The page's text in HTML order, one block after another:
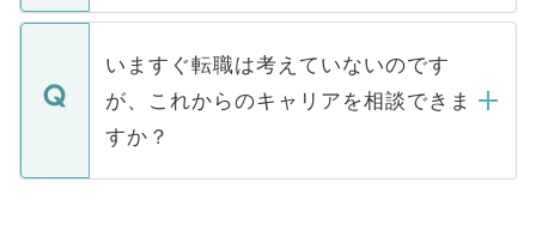
関を公にしてしまうと、応募が殺到する場
に、医療機関が求める条件に合った人材の
みを人材紹介会社に依頼するケースが増え
ています。
定を承諾する必要はありません。内定先へ
の辞退の連絡はキャリアパートナーが行い
個人情報が漏えいすることはありませんの
で、ご安心ください。当サイトからの登録
などで収集したご登録者様の個人情報は、
ご本人のキャリアアップおよび転職活動の
支援を目的に使用いたします。お預かりし
ているすべての個人データはご本人の許可
いますぐ転職は考えていないのです
が、これからのキャリアを相談できま
すか？